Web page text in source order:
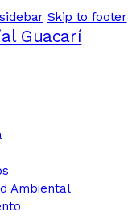
Skip to footer
Ambiental